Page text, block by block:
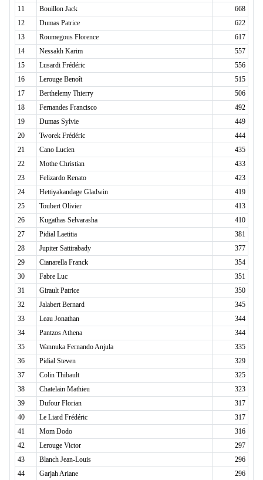
11
Bouillon Jack
668
12
Dumas Patrice
622
13
Roumegous Florence
617
14
Nessakh Karim
557
15
Lusardi Frédéric
556
16
Lerouge Benoît
515
17
Berthelemy Thierry
506
18
Fernandes Francisco
492
19
Dumas Sylvie
449
20
Tworek Frédéric
444
21
Cano Lucien
435
22
Mothe Christian
433
23
Felizardo Renato
423
24
Hettiyakandage Gladwin
419
25
Toubert Olivier
413
26
Kugathas Selvarasha
410
27
Pidial Laetitia
381
28
Jupiter Sattirabady
377
29
Cianarella Franck
354
30
Fabre Luc
351
31
Girault Patrice
350
32
Jalabert Bernard
345
33
Leau Jonathan
344
34
Pantzos Athena
344
35
Wannuka Fernando Anjula
335
36
Pidial Steven
329
37
Colin Thibault
325
38
Chatelain Mathieu
323
39
Dufour Florian
317
40
Le Liard Frédéric
317
41
Mom Dodo
316
42
Lerouge Victor
297
43
Blanch Jean-Louis
296
44
Garjah Ariane
296